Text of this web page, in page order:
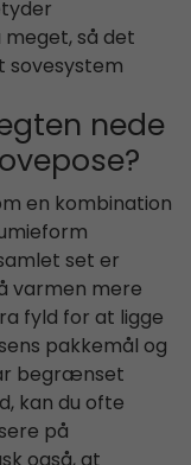
så det
nede
en kombination
set er
varmen mere
fyld for at ligge
pakkemål og
begrænset
kan du ofte
på